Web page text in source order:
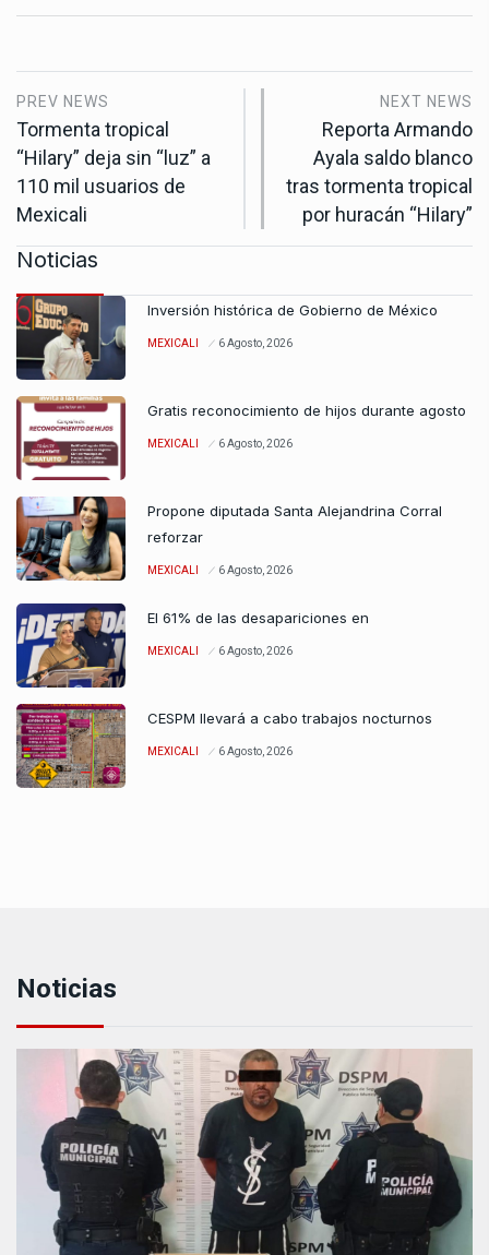
PREV NEWS
Tormenta tropical
“Hilary” deja sin “luz” a
110 mil usuarios de
Mexicali
NEXT NEWS
Reporta Armando
Ayala saldo blanco
tras tormenta tropical
por huracán “Hilary”
Noticias
Inversión histórica de Gobierno de México
MEXICALI 6 Agosto, 2026
Gratis reconocimiento de hijos durante agosto
MEXICALI 6 Agosto, 2026
Propone diputada Santa Alejandrina Corral
reforzar
MEXICALI 6 Agosto, 2026
El 61% de las desapariciones en
MEXICALI 6 Agosto, 2026
CESPM llevará a cabo trabajos nocturnos
MEXICALI 6 Agosto, 2026
Noticias